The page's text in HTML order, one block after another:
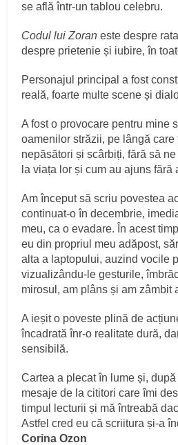
se află într-un tablou celebru.
Codul lui Zoran este despre
despre prietenie și iubire, în
Personajul principal a fost
reală, foarte multe scene și
A fost o provocare pentru mine
oamenilor străzii, pe lângă care
nepăsători și scârbiți, fără să
la viața lor și cum au ajuns fără
Am început să scriu povestea
continuat-o în decembrie,
meu, ca o evadare. În acest
eu din propriul meu adăpost,
alta a laptopului, auzind vocile
vizualizându-le gesturile,
mirosul, am plâns și am zâmbit
A ieșit o poveste plină de
încadrată înr-o realitate dură,
sensibilă.
Cartea a plecat în lume și,
mesaje de la cititori care îmi
timpul lecturii și mă întreabă
Astfel cred eu că scriitura și-a
Corina Ozon